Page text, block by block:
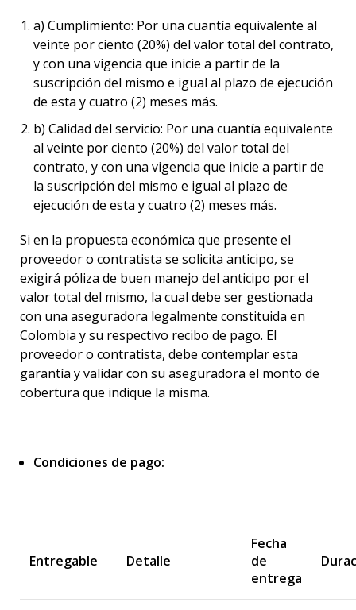
a) Cumplimiento: Por una cuantía equivalente al
veinte por ciento (20%) del valor total del contrato,
y con una vigencia que inicie a partir de la
suscripción del mismo e igual al plazo de ejecución
de esta y cuatro (2) meses más.
b) Calidad del servicio: Por una cuantía equivalente
al veinte por ciento (20%) del valor total del
contrato, y con una vigencia que inicie a partir de
la suscripción del mismo e igual al plazo de
ejecución de esta y cuatro (2) meses más.
Si en la propuesta económica que presente el
proveedor o contratista se solicita anticipo, se
exigirá póliza de buen manejo del anticipo por el
valor total del mismo, la cual debe ser gestionada
con una aseguradora legalmente constituida en
Colombia y su respectivo recibo de pago. El
proveedor o contratista, debe contemplar esta
garantía y validar con su aseguradora el monto de
cobertura que indique la misma.
Condiciones de pago:
Entregable Detalle
Fecha
de
entrega